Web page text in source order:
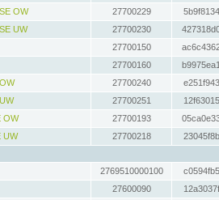
OW
27700229
UW
27700230
27700150
27700160
27700240
27700251
OW
27700193
UW
27700218
2769510000100
27600090